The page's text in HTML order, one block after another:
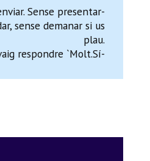
Sense presentar-
sense demanar si us
plau.
respondre `Molt.Sí-